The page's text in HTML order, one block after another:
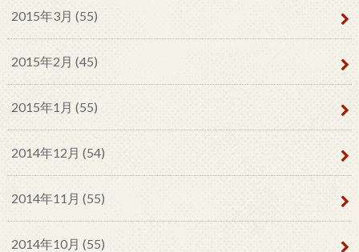
2015年3月 (55)
2015年2月 (45)
2015年1月 (55)
2014年12月 (54)
2014年11月 (55)
2014年10月 (55)